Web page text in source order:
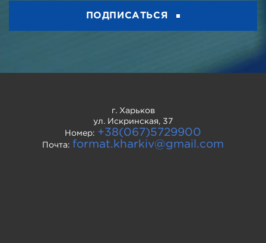
ПОДПИСАТЬСЯ
г. Харьков
ул. Искринская, 37
Номер: +38(067)5729900
Почта: format.kharkiv@gmail.com